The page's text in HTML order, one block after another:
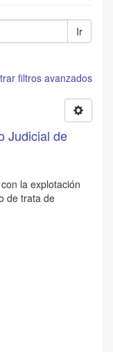
Ir
filtros avanzados
Judicial de
la explotación
de trata de